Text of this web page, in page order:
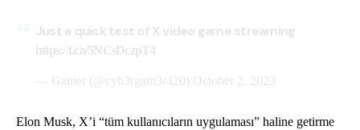
Just a quick test of X video game streaming
https://t.co/5NCsDczpT4
— Gamer (@cyb3rgam3r420) October 2, 2023
Elon Musk, X’i “tüm kullanıcıların uygulaması” haline getirme